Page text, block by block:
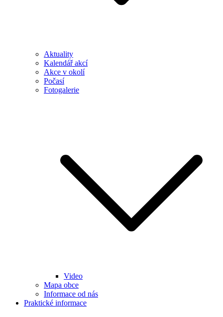
Aktuality
Kalendář akcí
Akce v okolí
Počasí
Fotogalerie
Video
Mapa obce
Informace od nás
Praktické informace